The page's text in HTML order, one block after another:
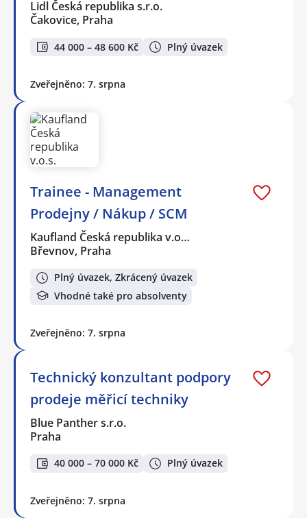
Lidl Česká republika s.r.o.
Čakovice, Praha
44 000 – 48 600 Kč Plný úvazek
Zveřejněno: 7. srpna
Trainee - Management
Prodejny / Nákup / SCM
Kaufland Česká republika v.o…
Břevnov, Praha
Plný úvazek, Zkrácený úvazek
Vhodné také pro absolventy
Zveřejněno: 7. srpna
Technický konzultant podpory
prodeje měřicí techniky
Blue Panther s.r.o.
Praha
40 000 – 70 000 Kč Plný úvazek
Zveřejněno: 7. srpna